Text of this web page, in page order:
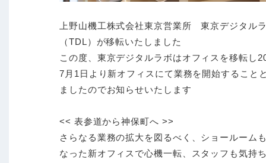
上野山機工株式会社東京営業所 東京デジタル
（TDL）が移転いたしました
この度、東京デジタルラボはオフィスを移転し
7月1日より新オフィスにて業務を開始すること
ましたのでお知らせいたします
<< 表参道から神保町へ >>
さらなる業務の拡大を図るべく、ショールーム
なった新オフィスで心機一転、スタッフも気持